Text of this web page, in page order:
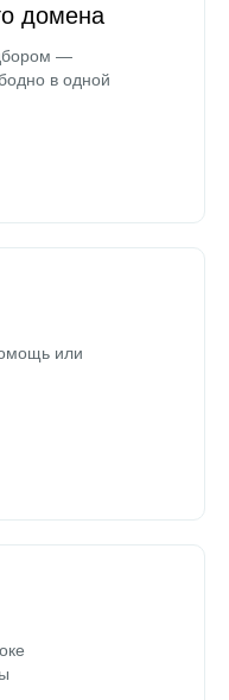
домена
—
в одной
или